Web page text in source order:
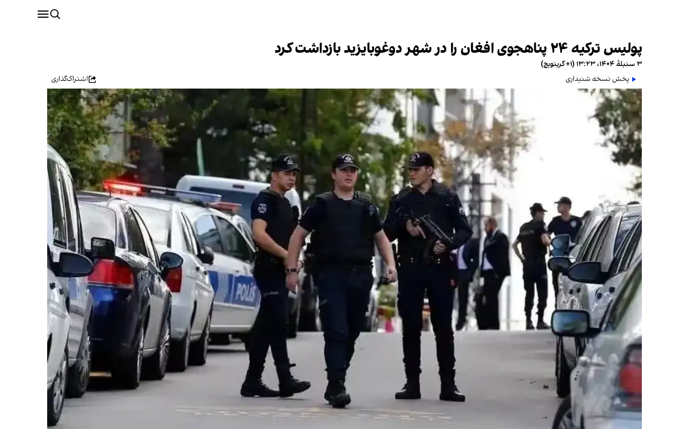
پولیس ترکیه ۲۴ پناهجوی افغان را در شهر دوغوبایزید بازداشت کرد
۳ سنبلهٔ ۱۴۰۴، ۱۳:۲۳ (‎+۱ گرینویچ)
پخش نسخه شنیداری
اشتراک‌گذاری